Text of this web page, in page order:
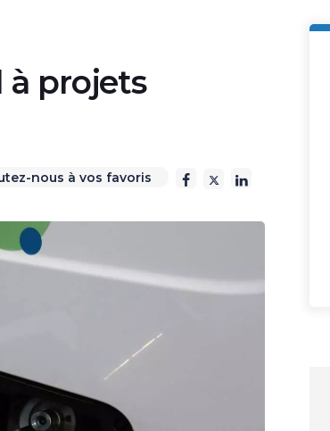
à projets
nous à vos favoris